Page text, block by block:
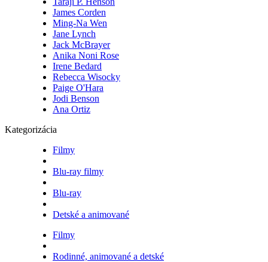
James Corden
Ming-Na Wen
Jane Lynch
Jack McBrayer
Anika Noni Rose
Irene Bedard
Rebecca Wisocky
Paige O'Hara
Jodi Benson
Ana Ortiz
Kategorizácia
Filmy
Blu-ray filmy
Blu-ray
Detské a animované
Filmy
Rodinné, animované a detské